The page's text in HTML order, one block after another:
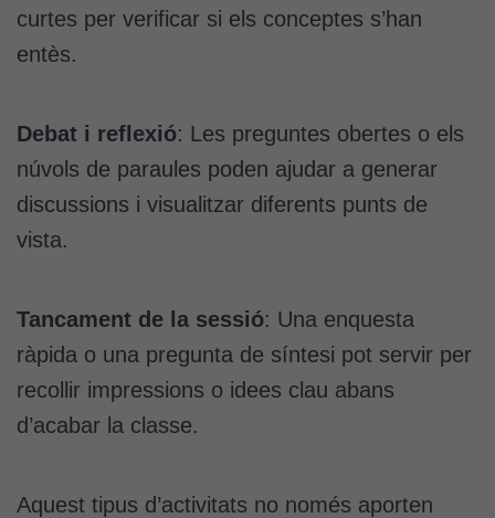
curtes per verificar si els conceptes s’han
entès.
Debat i reflexió: Les preguntes obertes o els
núvols de paraules poden ajudar a generar
discussions i visualitzar diferents punts de
vista.
Tancament de la sessió: Una enquesta
ràpida o una pregunta de síntesi pot servir per
recollir impressions o idees clau abans
d’acabar la classe.
Aquest tipus d’activitats no només aporten